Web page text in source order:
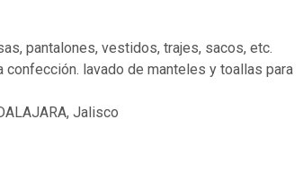
pantalones, vestidos, trajes, sacos, etc.
confección. lavado de manteles y toallas para
Jalisco